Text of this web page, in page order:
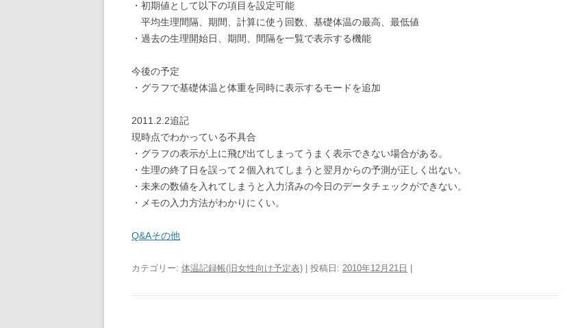
・初期値として以下の項目を設定可能
平均生理間隔、期間、計算に使う回数、基礎体温の最高、最低値
・過去の生理開始日、期間、間隔を一覧で表示する機能
今後の予定
・グラフで基礎体温と体重を同時に表示するモードを追加
2011.2.2追記
現時点でわかっている不具合
・グラフの表示が上に飛び出てしまってうまく表示できない場合がある。
・生理の終了日を誤って２個入れてしまうと翌月からの予測が正しく出ない。
・未来の数値を入れてしまうと入力済みの今日のデータチェックができない。
・メモの入力方法がわかりにくい。
Q&Aその他
カテゴリー: 体温記録帳(旧女性向け予定表) | 投稿日: 2010年12月21日